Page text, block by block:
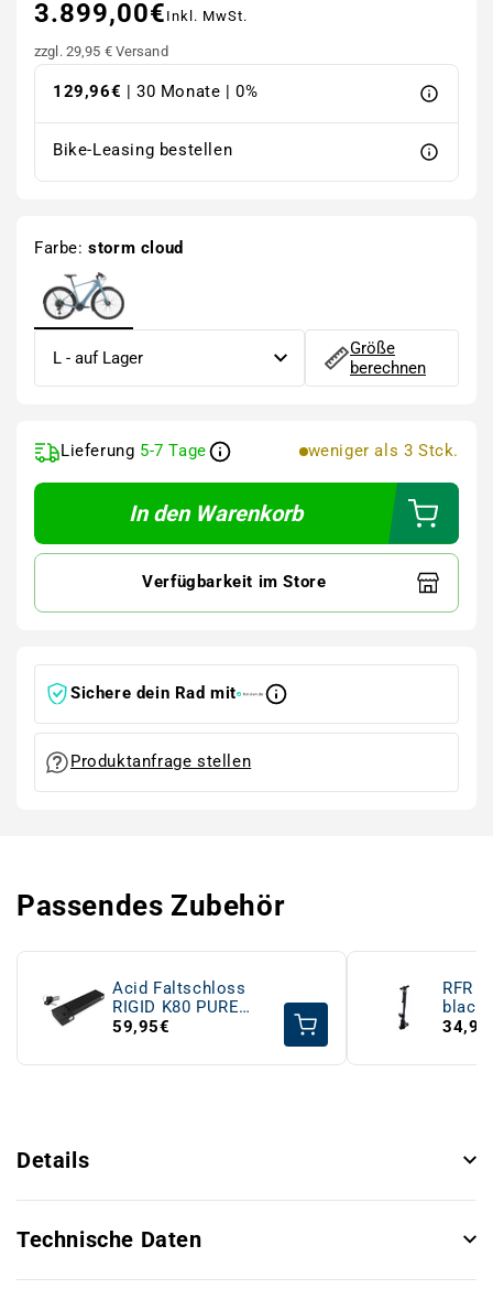
3.899,00€ Inkl. MwSt.
zzgl. 29,95 € Versand
129,96€ | 30 Monate | 0%
Bike-Leasing bestellen
Farbe:storm cloud
Größe
berechnen
Lieferung 5-7 Tage weniger als 3 Stck.
In den Warenkorb
Verfügbarkeit im Store
Sichere dein Rad mit
Produktanfrage stellen
Passendes Zubehör
Acid Faltschloss
RIGID K80 PURE
black
59,95€
RFR
Details
Technische Daten